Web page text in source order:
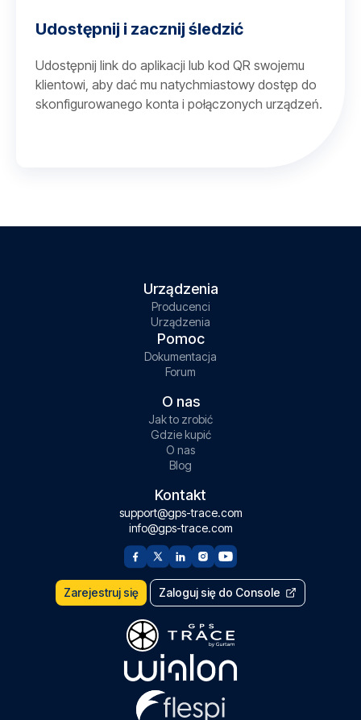
Udostępnij i zacznij śledzić
Udostępnij link do aplikacji lub kod QR swojemu
klientowi, aby dać mu natychmiastowy dostęp do
skonfigurowanego konta i połączonych urządzeń.
Urządzenia
Producenci
Urządzenia
Pomoc
Dokumentacja
Forum
O nas
Jak to zrobić
Gdzie kupić
O nas
Blog
Kontakt
support@gps-trace.com
info@gps-trace.com
Zarejestruj się Zaloguj się do Console